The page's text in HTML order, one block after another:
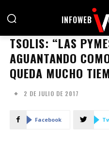
INFOWEB
TSOLIS: “LAS
AGUANTANDO
QUEDA MUCHO
2 DE JULIO DE 2017
Facebook